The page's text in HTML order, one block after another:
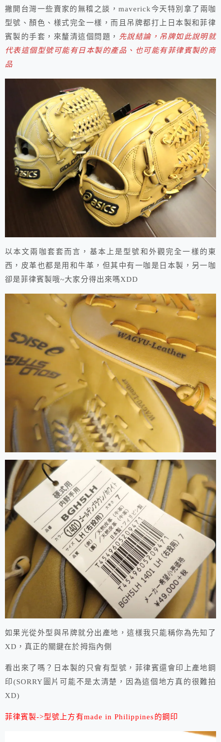
撇開台灣一些賣家的無稽之談，maverick今天特別拿了兩咖
型號、顏色、樣式完全一樣，而且吊牌都打上日本製和菲律
賓製的手套，來釐清這個問題，
先說結論，吊牌如此說明就
代表這個型號可能有日本製的產品、也可能有菲律賓製的商
品
以本文兩咖套套而言，基本上是型號和外觀完全一樣的東
西，皮革也都是用和牛革，但其中有一咖是日本製，另一咖
卻是菲律賓製哦~大家分得出來嗎XDD
如果光從外型與吊牌就分出產地，這樣我只能稱你為先知了
XD，真正的關鍵在於拇指內側
看出來了嗎？日本製的只會有型號，菲律賓還會印上產地鋼
印(SORRY圖片可能不是太清楚，因為這個地方真的很難拍
XD)
菲律賓製->型號上方有made in Philippines的鋼印